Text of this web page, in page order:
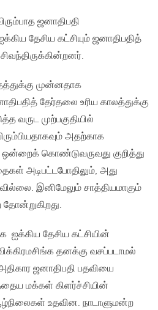
ஜனாதிபதி
தேசிய கட்சியும் ஜனாதிபதித்
முன்னதாக
தேர்தலை உரிய காலத்துக்கு
வருட முற்பகுதியில்
அதற்காக
ஒன்றைக் கொண்டுவருவது குறித்து
அடிபட்டபோதிலும், அது
இனிமேலும் சாத்தியமாகும்
ஐக்கிய தேசிய கட்சியின்
தனக்கு வசப்படாமல்
ஜனாதிபதி பதவியை
மக்கள் கிளர்ச்சியின்
உதவின. நாடாளுமன்ற